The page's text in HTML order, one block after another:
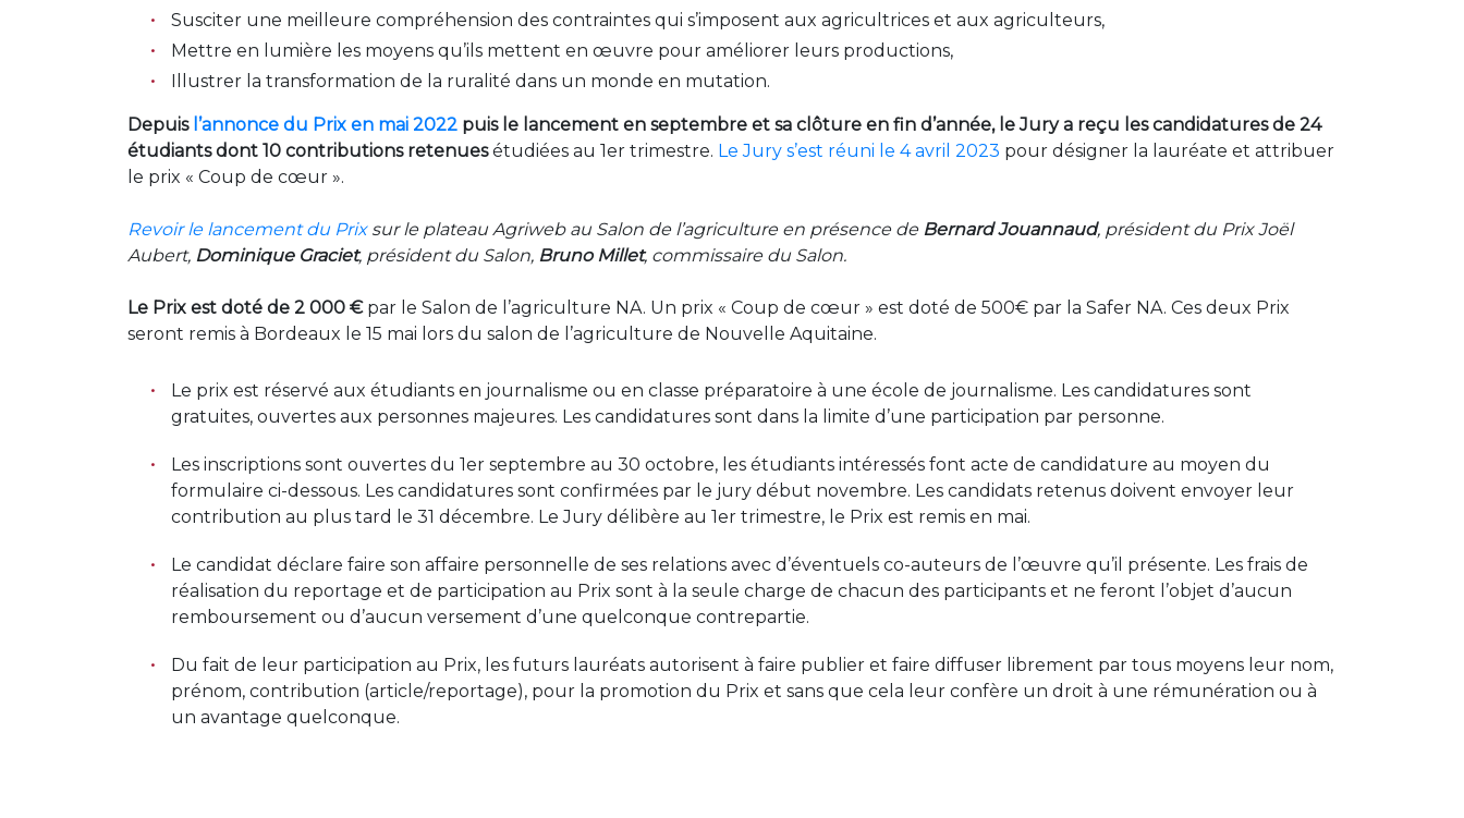
Susciter une meilleure compréhension des contraintes qui s’imposent aux agricultrices et aux agriculteurs,
Mettre en lumière les moyens qu’ils mettent en œuvre pour améliorer leurs productions,
Illustrer la transformation de la ruralité dans un monde en mutation.
Depuis l’annonce du Prix en mai 2022 puis le lancement en septembre et sa clôture en fin d’année, le Jury a reçu les candidatures de 24
étudiants dont 10 contributions retenuesétudiées au 1er trimestre. Le Jury s’est réuni le 4 avril 2023 pour désigner la lauréate et attribuer
le prix « Coup de cœur ».
Revoir le lancement du Prixsur le plateau Agriweb au Salon de l’agriculture en présence de Bernard Jouannaud, président du Prix Joël
Aubert, Dominique Graciet, président du Salon, Bruno Millet, commissaire du Salon.
Le Prix est doté de 2 000 €par le Salon de l’agriculture NA. Un prix « Coup de cœur » est doté de 500€ par la Safer NA. Ces deux Prix
seront remis à Bordeaux le 15 mai lors du salon de l’agriculture de Nouvelle Aquitaine.
Le prix est réservé aux étudiants en journalisme ou en classe préparatoire à une école de journalisme. Les candidatures sont
gratuites, ouvertes aux personnes majeures. Les candidatures sont dans la limite d’une participation par personne.
Les inscriptions sont ouvertes du 1er septembre au 30 octobre, les étudiants intéressés font acte de candidature au moyen du
formulaire ci-dessous. Les candidatures sont confirmées par le jury début novembre. Les candidats retenus doivent envoyer leur
contribution au plus tard le 31 décembre. Le Jury délibère au 1er trimestre, le Prix est remis en mai.
Le candidat déclare faire son affaire personnelle de ses relations avec d’éventuels co-auteurs de l’œuvre qu’il présente. Les frais de
réalisation du reportage et de participation au Prix sont à la seule charge de chacun des participants et ne feront l’objet d’aucun
remboursement ou d’aucun versement d’une quelconque contrepartie.
Du fait de leur participation au Prix, les futurs lauréats autorisent à faire publier et faire diffuser librement par tous moyens leur nom,
prénom, contribution (article/reportage), pour la promotion du Prix et sans que cela leur confère un droit à une rémunération ou à
un avantage quelconque.